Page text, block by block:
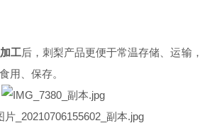
工后，刺梨产品更便于常温存储、运输，
用、保存。